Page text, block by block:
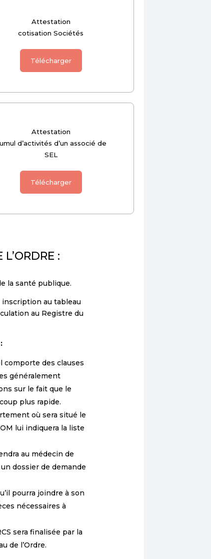
Attestation
cotisation Sociétés
Télécharger
Attestation
d’activités d’un associé de
SEL
Télécharger
:
la santé publique.
inscription au tableau
au Registre du
comporte des clauses
généralement
sur le fait que le
plus rapide.
où sera situé le
lui indiquera la liste
au médecin de
dossier de demande
pourra joindre à son
nécessaires à
sera finalisée par la
de l’Ordre.